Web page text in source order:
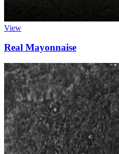
View
Real Mayonnaise